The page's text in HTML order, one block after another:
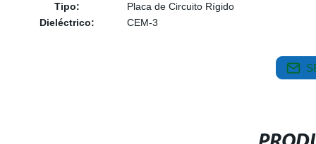
Tipo:
Placa de Circuito Rígido
Dieléctrico:
CEM-3